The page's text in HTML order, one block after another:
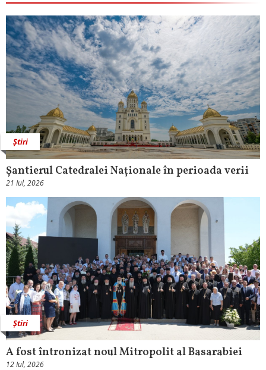
Știri
Șantierul Catedralei Naționale în perioada verii
21 Iul, 2026
Știri
A fost întronizat noul Mitropolit al Basarabiei
12 Iul, 2026